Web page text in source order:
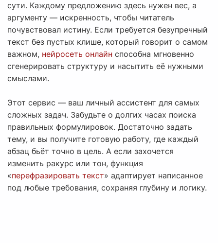
сути. Каждому предложению здесь нужен вес, а
аргументу — искренность, чтобы читатель
почувствовал истину. Если требуется безупречный
текст без пустых клише, который говорит о самом
важном, нейросеть онлайн способна мгновенно
сгенерировать структуру и насытить её нужными
смыслами.
Этот сервис — ваш личный ассистент для самых
сложных задач. Забудьте о долгих часах поиска
правильных формулировок. Достаточно задать
тему, и вы получите готовую работу, где каждый
абзац бьёт точно в цель. А если захочется
изменить ракурс или тон, функция
«перефразировать текст» адаптирует написанное
под любые требования, сохраняя глубину и логику.